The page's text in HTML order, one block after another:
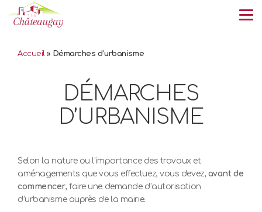
Accueil» Démarches d’urbanisme
DÉMARCHES
D’URBANISME
Selon la nature ou l’importance des travaux et
aménagements que vous effectuez, vous devez, avant de
commencer, faire une demande d’autorisation
d’urbanisme auprès de la mairie.